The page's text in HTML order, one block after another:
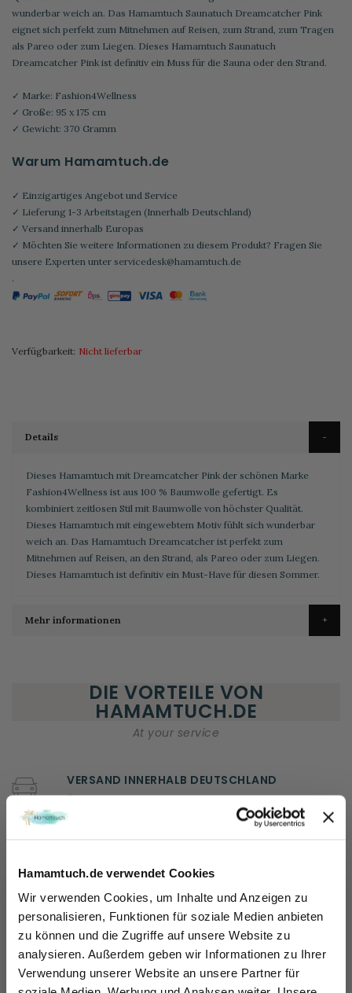
Hamamtuch.de verwendet Cookies
Wir verwenden Cookies, um Inhalte und Anzeigen zu
personalisieren, Funktionen für soziale Medien anbieten
zu können und die Zugriffe auf unsere Website zu
analysieren. Außerdem geben wir Informationen zu Ihrer
Verwendung unserer Website an unsere Partner für
wunderbar weich an. Das Hamamtuch Saunatuch Dreamcatcher Pink
eignet sich perfekt zum Mitnehmen auf Reisen, zum Strand, zum Tragen
als Pareo oder zum Liegen. Dieses Hamamtuch Saunatuch
Dreamcatcher Pink ist definitiv ein Muss für die Sauna oder den Strand.
✓ Marke: Fashion4Wellness
✓ Große: 95 x 175 cm
✓ Gewicht: 370 Gramm
Warum Hamamtuch.de
✓ Einzigartiges Angebot und Service
✓ Lieferung 1-3 Arbeitstagen (Innerhalb Deutschland)
✓ Versand innerhalb Europas
✓ Möchten Sie weitere Informationen zu diesem Produkt? Fragen Sie
unsere Experten unter servicedesk@hamamtuch.de
.
Verfügbarkeit: Nicht lieferbar
Details
Dieses Hamamtuch mit Dreamcatcher Pink der schönen Marke
Fashion4Wellness ist aus 100 % Baumwolle gefertigt. Es
kombiniert zeitlosen Stil mit Baumwolle von höchster Qualität.
Dieses Hamamtuch mit eingewebtem Motiv fühlt sich wunderbar
weich an. Das Hamamtuch Dreamcatcher ist perfekt zum
Mitnehmen auf Reisen, an den Strand, als Pareo oder zum Liegen.
Dieses Hamamtuch ist definitiv ein Must-Have für diesen Sommer.
Mehr informationen
DIE VORTEILE VON
HAMAMTUCH.DE
At your service
VERSAND INNERHALB DEUTSCHLAND
Ma - Vr: 08.00 - 20.00
tel: +49 (0) 221-33 96 43 72
100 TAGEN RÜCKGABERECHT
Sie können das Produkt innerhalb von 100 Tagen
zurückschicken.
Sicher dir 10% Rabatt!
Name